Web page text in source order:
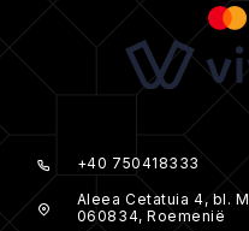
+40 750418333
Aleea Cetatuia 4, bl.
060834, Roemenië